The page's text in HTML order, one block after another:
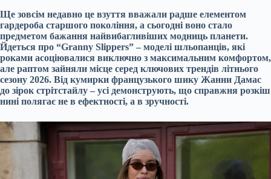
Ще зовсім недавно це взуття вважали радше елементом
гардероба старшого покоління, а сьогодні воно стало
предметом бажання найвибагливіших модниць планети.
Йдеться про “Granny Slippers” – моделі шльопанців, які
роками асоціювалися виключно з максимальним комфортом,
але раптом зайняли місце серед ключових трендів літнього
сезону 2026. Від кумирки французького шику Жанни Дамас
до зірок стрітстайлу – усі демонструють, що справжня розкіш
нині полягає не в ефектності, а в зручності.